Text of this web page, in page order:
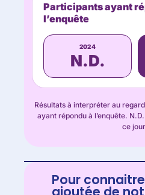
Participants ayant
l’enquête
2024
N.D.
Résultats à interpréter au
ayant répondu à l’enquête.
ce
Pour